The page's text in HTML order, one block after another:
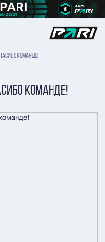
КОМАНДЕ!
КОМАНДЕ!